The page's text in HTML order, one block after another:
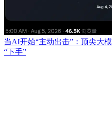
当AI开始“主动出击”：顶尖大
“下手”